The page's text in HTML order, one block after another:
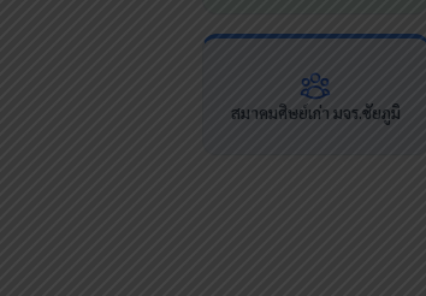
สมาคมศิษย์เก่า มจร.ชัยภูมิ